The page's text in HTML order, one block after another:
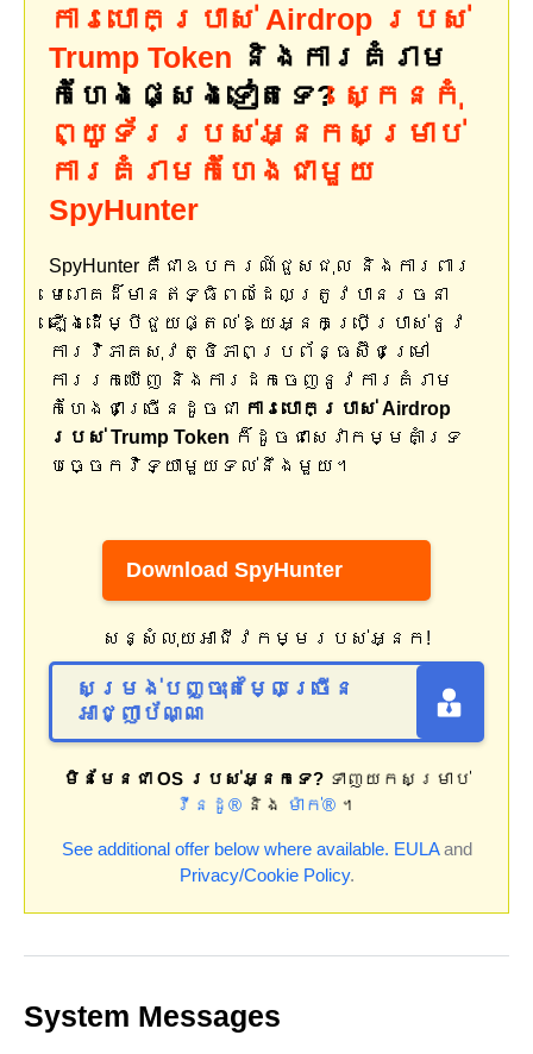
ការបោកប្រាស់ Airdrop របស់
Trump Token និងការគំរាម
កំហែងផ្សេងទៀតទេ? ស្កេនកុំ
ព្យូទ័ររបស់អ្នកសម្រាប់
ការគំរាមកំហែងជាមួយ
SpyHunter
SpyHunter គឺជាឧបករណ៍ជួសជុល និងការពារ
មេរោគដ៏មានឥទ្ធិពលដែលត្រូវបានរចនា
ឡើងដើម្បីជួយផ្តល់ឱ្យអ្នកប្រើប្រាស់នូវ
ការវិភាគសុវត្ថិភាពប្រព័ន្ធស៊ីជម្រៅ
ការរកឃើញ និងការដកចេញនូវការគំរាម
កំហែងជាច្រើនដូចជា ការបោកប្រាស់ Airdrop
របស់ Trump Token ក៏ដូចជាសេវាកម្មគាំទ្រ
បច្ចេកវិទ្យាមួយទល់នឹងមួយ។
Download SpyHunter
សន្សំលុយអាជីវកម្មរបស់អ្នក!
សម្រង់បញ្ចុះតម្លៃច្រើន
អាជ្ញាប័ណ្ណ
មិនមែនជា OS របស់អ្នកទេ?ទាញយកសម្រាប់
វីនដូ® និង ម៉ាក់® ។
See additional offer below where available. EULAand
Privacy/Cookie Policy.
System Messages